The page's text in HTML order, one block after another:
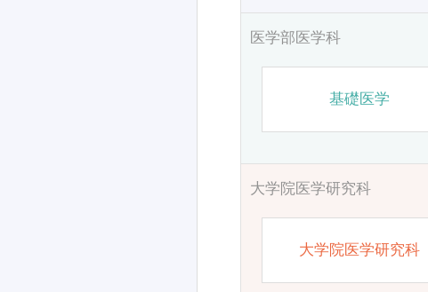
医学部医学科
基礎医学
大学院医学研究科
大学院医学研究科